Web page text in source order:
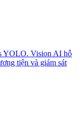
YOLO. Vision AI hỗ
tiện và giám sát